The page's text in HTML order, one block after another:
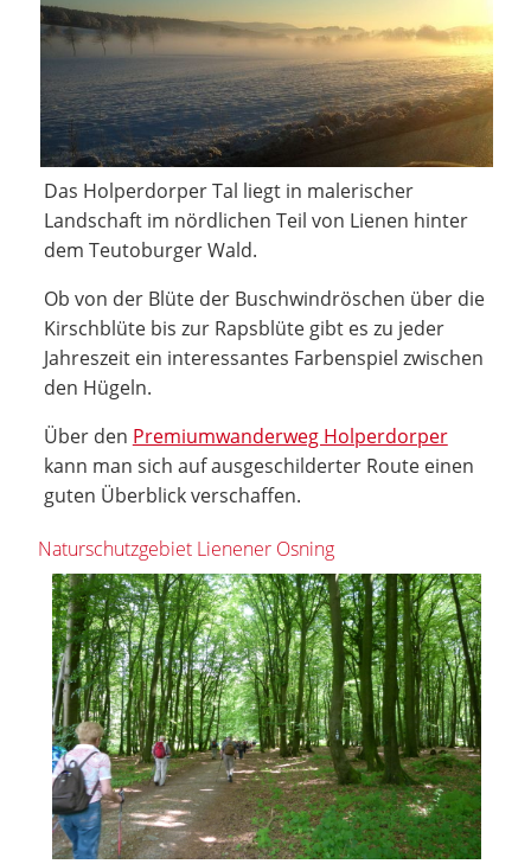
Das Holperdorper Tal liegt in malerischer
Landschaft im nördlichen Teil von Lienen hinter
dem Teutoburger Wald.
Ob von der Blüte der Buschwindröschen über die
Kirschblüte bis zur Rapsblüte gibt es zu jeder
Jahreszeit ein interessantes Farbenspiel zwischen
den Hügeln.
Über den Premiumwanderweg Holperdorper
kann man sich auf ausgeschilderter Route einen
guten Überblick verschaffen.
Naturschutzgebiet Lienener Osning